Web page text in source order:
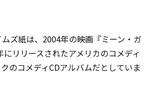
ムズ紙は、2004年の映画『ミーン・ガ
リリースされたアメリカのコメディ
のコメディCDアルバムだとしていま